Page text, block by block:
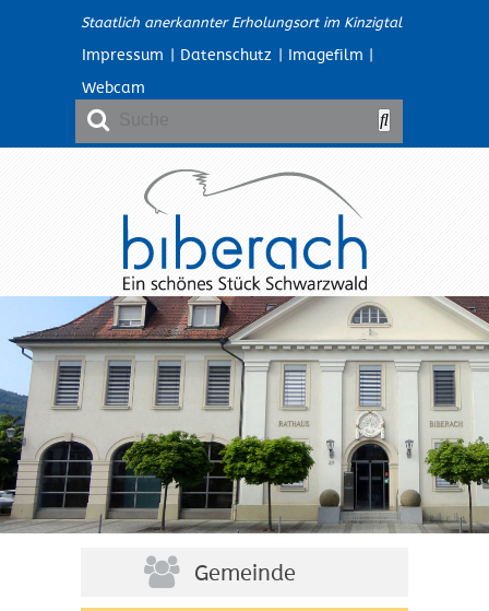
Staatlich anerkannter Erholungsort im Kinzigtal
Impressum | Datenschutz | Imagefilm |
Webcam
Gemeinde